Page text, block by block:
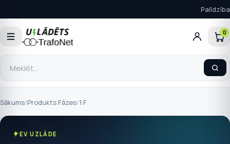
Palīdzība
0
Sākums/Produkts Fāzes/1 F
EV UZLĀDE